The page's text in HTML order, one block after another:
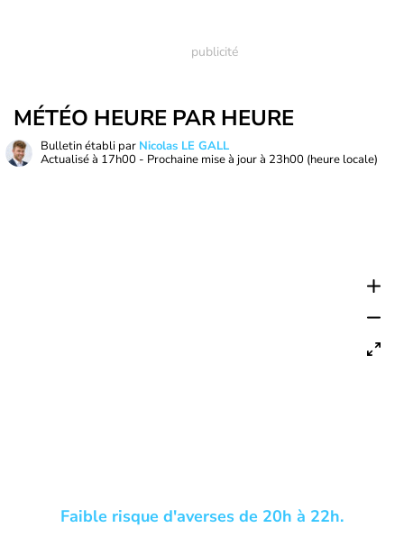
MÉTÉO HEURE PAR HEURE
Bulletin établi par Nicolas LE GALL
Actualisé à 17h00 - Prochaine mise à jour à 23h00 (heure locale)
Faible risque d'averses de 20h à 22h.